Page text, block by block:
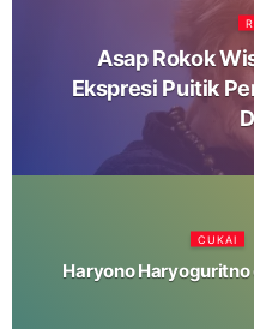
Asap Rokok
Ekspresi Puitik
CUKAI
Haryono Haryoguritno